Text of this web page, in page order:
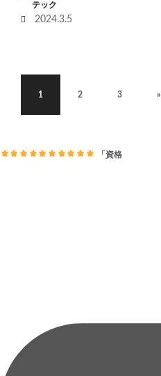
テック
2024.3.5
1 2 3 »
「資格